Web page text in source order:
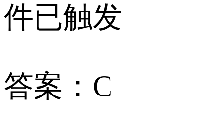
件已触发
答案：C